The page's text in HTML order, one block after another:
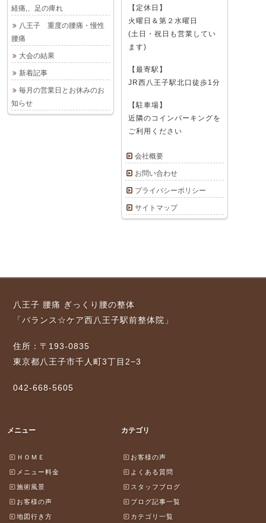
【定休日】
火曜日＆第２水曜日
(土日・祝日も営業してい
ます)
【最寄駅】
JR西八王子駅北口徒歩1分
【駐車場】
近隣のコインパーキングを
ご利用ください
会社概要
お問い合わせ
プライバシーポリシー
サイトマップ
経痛,、足の痺れ
八王子 重度の腰痛・慢性
腰痛
大会の結果
新着記事
毎月の営業日とお休みのお
知らせ
八王子 腰痛 ぎっくり腰の整体
「バランス☆ケア西八王子駅前整体院」
住所：〒193-0835
東京都八王子市千人町3丁目2−3
042-668-5605
メニュー
ＨＯＭＥ
メニュー料金
施術風景
お客様の声
地図行き方
カテゴリ
お客様の声
よくある質問
スタッフブログ
ブログ記事一覧
カテゴリ一覧